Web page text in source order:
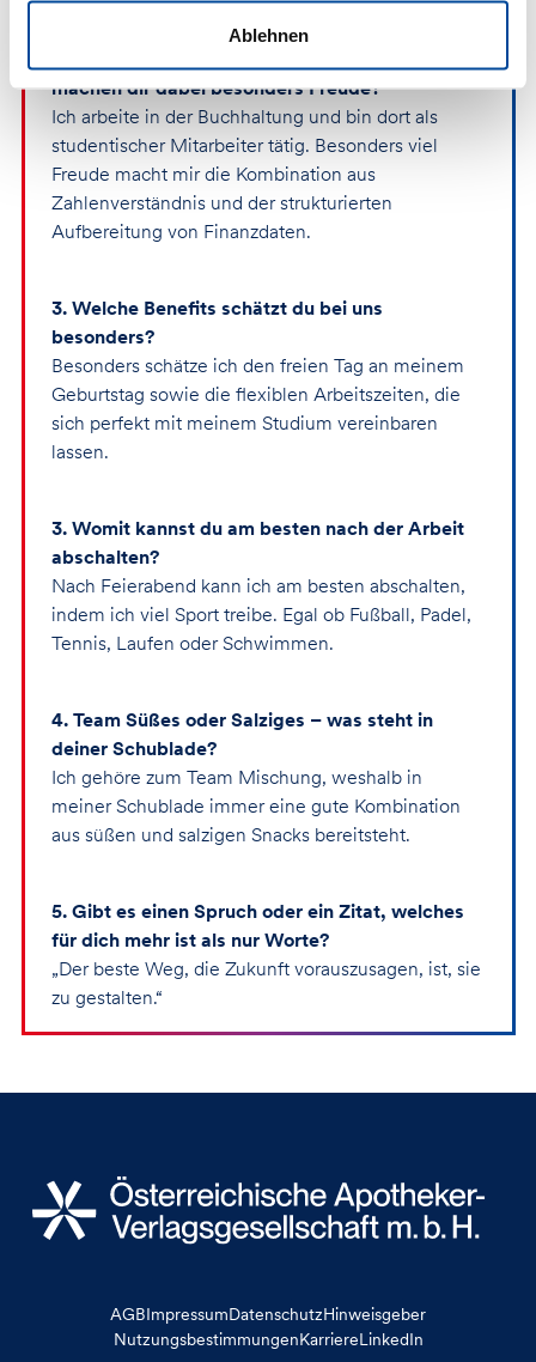
Ablehnen
1. In welcher Abteilung arbeitest du bei uns, wie
machen dir dabei besonders Freude?
Ich arbeite in der Buchhaltung und bin dort als
studentischer Mitarbeiter tätig. Besonders viel
Freude macht mir die Kombination aus
Zahlenverständnis und der strukturierten
Aufbereitung von Finanzdaten.
3. Welche Benefits schätzt du bei uns
besonders?
Besonders schätze ich den freien Tag an meinem
Geburtstag sowie die flexiblen Arbeitszeiten, die
sich perfekt mit meinem Studium vereinbaren
lassen.
3. Womit kannst du am besten nach der Arbeit
abschalten?
Nach Feierabend kann ich am besten abschalten,
indem ich viel Sport treibe. Egal ob Fußball, Padel,
Tennis, Laufen oder Schwimmen.
4. Team Süßes oder Salziges – was steht in
deiner Schublade?
Ich gehöre zum Team Mischung, weshalb in
meiner Schublade immer eine gute Kombination
aus süßen und salzigen Snacks bereitsteht.
5. Gibt es einen Spruch oder ein Zitat, welches
für dich mehr ist als nur Worte?
„Der beste Weg, die Zukunft vorauszusagen, ist, sie
zu gestalten.“
AGBImpressumDatenschutzHinweisgeber
NutzungsbestimmungenKarriereLinkedIn